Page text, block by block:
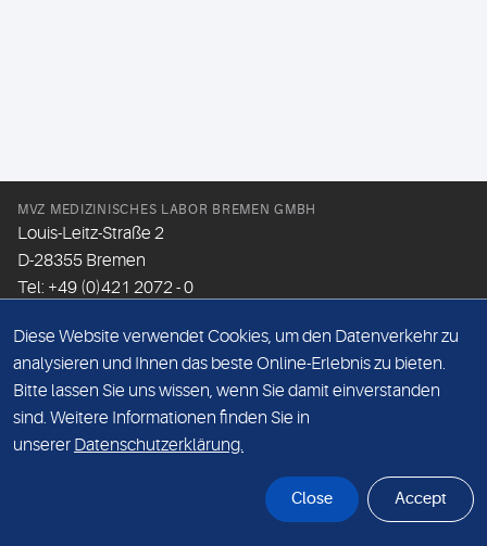
MVZ MEDIZINISCHES LABOR BREMEN GMBH
Louis-Leitz-Straße 2
D-28355 Bremen
Tel: +49 (0)421 2072 - 0
Email:info@mlhb.de
DATENSCHUTZ
IMPRESSUM
Diese Website verwendet Cookies, um den Datenverkehr zu
analysieren und Ihnen das beste Online-Erlebnis zu bieten.
Bitte lassen Sie uns wissen, wenn Sie damit einverstanden
sind. Weitere Informationen finden Sie in
unserer Datenschutzerklärung.
Close Accept